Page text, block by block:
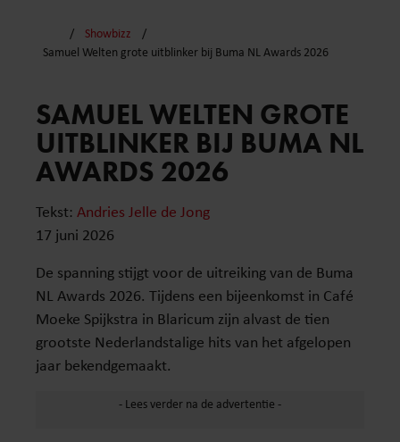
Showbizz
Samuel Welten grote uitblinker bij Buma NL Awards 2026
SAMUEL WELTEN GROTE
UITBLINKER BIJ BUMA NL
AWARDS 2026
Tekst: Andries Jelle de Jong
17 juni 2026
De spanning stijgt voor de uitreiking van de Buma
NL Awards 2026. Tijdens een bijeenkomst in Café
Moeke Spijkstra in Blaricum zijn alvast de tien
grootste Nederlandstalige hits van het afgelopen
jaar bekendgemaakt.